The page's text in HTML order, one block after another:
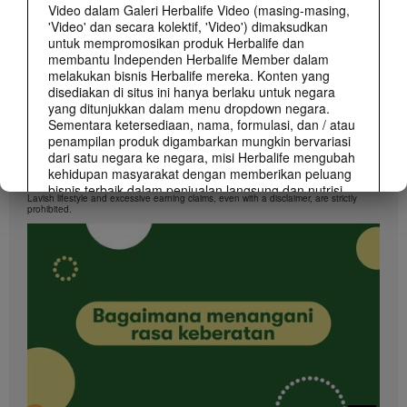
Video dalam Galeri Herbalife Video (masing-masing,
'Video' dan secara kolektif, 'Video') dimaksudkan
untuk mempromosikan produk Herbalife dan
membantu Independen Herbalife Member dalam
melakukan bisnis Herbalife mereka. Konten yang
disediakan di situs ini hanya berlaku untuk negara
yang ditunjukkan dalam menu dropdown negara.
Sementara ketersediaan, nama, formulasi, dan / atau
penampilan produk digambarkan mungkin bervariasi
dari satu negara ke negara, misi Herbalife mengubah
kehidupan masyarakat dengan memberikan peluang
bisnis terbaik dalam penjualan langsung dan nutrisi
dan berat-manajemen produk terbaik yang berlaku di
mana-mana.
Video dapat mencakup volume penjualan atau
pendapatan pengalaman berbagai Independen
Herbalife Member yang berada pada level yang
berbeda dalam Marketing Plan dan tinggal di
berbagai negara. Pendapatan yang digambarkan ini
berlaku untuk individu (atau contoh) dan tidak sama
pada masing-masing individu; mereka juga tidak
mewakili jaminan apa yang akan Anda peroleh. Untuk
klaim data finansial sesuai dengan tempat Anda
membangun bisnis, silakan berkonsultasi di
1:48
What You Should Know About Lavish Lifestyle Claims
Lavish lifestyle and excessive earning claims, even with a disclaimer, are strictly
prohibited.